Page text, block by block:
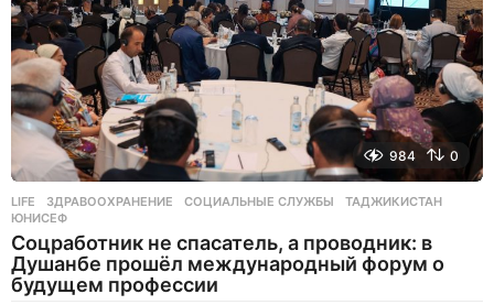
984 0
LIFE ЗДРАВООХРАНЕНИЕ ,СОЦИАЛЬНЫЕ СЛУЖБЫ ,ТАДЖИКИСТАН
ЮНИСЕФ
Соцработник не спасатель, а проводник: в
Душанбе прошёл международный форум о
будущем профессии